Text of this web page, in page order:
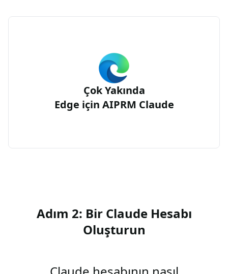
Çok Yakında
Edge için AIPRM Claude
Adım 2: Bir Claude Hesabı
Oluşturun